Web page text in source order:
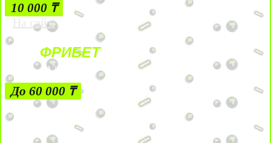
10 000 ₸
На сайт
ФРИБЕТ
ЗА ДЕПОЗИТЫ
До 60 000 ₸